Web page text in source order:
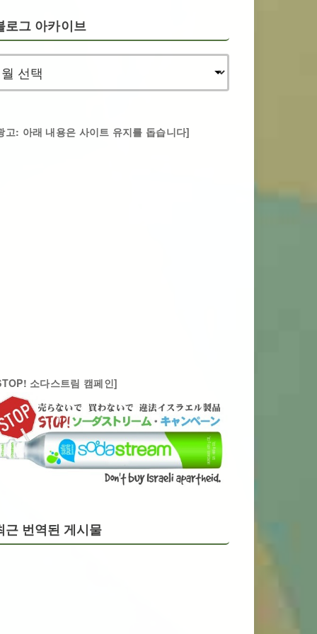
로그 아카이브
고: 아래 내용은 사이트 유지를 돕습니다]
소다스트림 캠페인]
근 번역된 게시물